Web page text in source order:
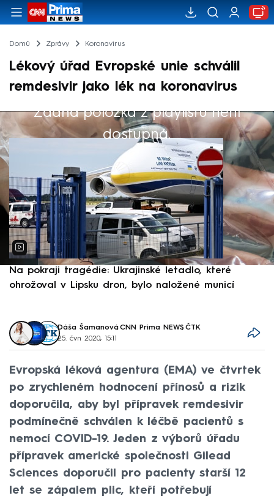
Domů Zprávy Koronavirus
Lékový úřad Evropské unie schválil
remdesivir jako lék na koronavirus
Žádná položka z playlistu není
dostupná.
Výběr redakce
Na pokraji tragédie: Ukrajinské letadlo, které
ohrožoval v Lipsku dron, bylo naložené municí
Dáša Šamanová,CNN Prima NEWS, ČTK
25. čvn 2020, 15:11
Evropská léková agentura (EMA) ve čtvrtek
po zrychleném hodnocení přínosů a rizik
doporučila, aby byl přípravek remdesivir
podmínečně schválen k léčbě pacientů s
nemocí COVID-19. Jeden z výborů úřadu
přípravek americké společnosti Gilead
Sciences doporučil pro pacienty starší 12
let se zápalem plic, kteří potřebují